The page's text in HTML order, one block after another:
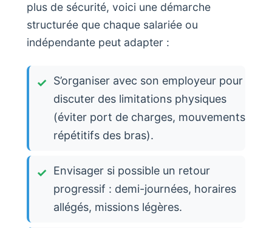
plus de sécurité, voici une démarche
structurée que chaque salariée ou
indépendante peut adapter :
S’organiser avec son employeur pour
discuter des limitations physiques
(éviter port de charges, mouvements
répétitifs des bras).
Envisager si possible un retour
progressif : demi-journées, horaires
allégés, missions légères.